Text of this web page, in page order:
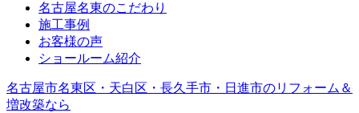
名古屋名東のこだわり
施工事例
お客様の声
ショールーム紹介
名古屋市名東区・天白区・長久手市・日進市のリフォーム＆
増改築なら